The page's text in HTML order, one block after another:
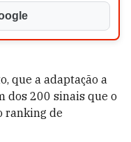
que a adaptação a
dos 200 sinais que o
ranking de